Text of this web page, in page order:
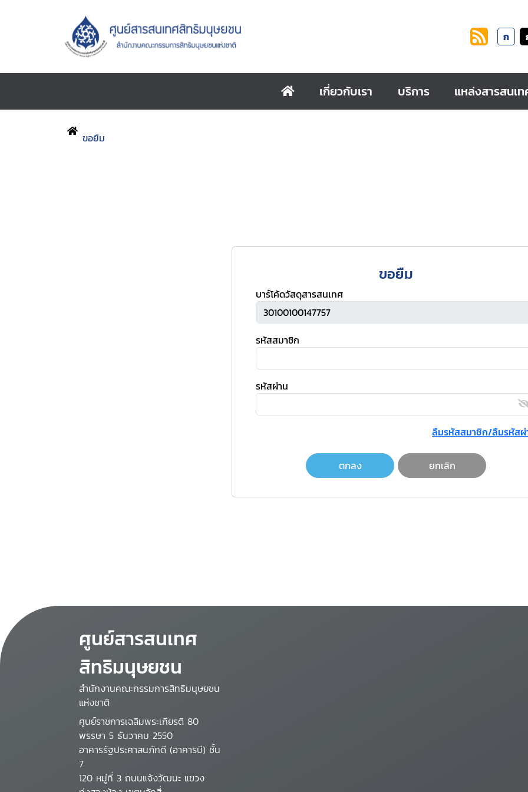
ก
เกี่ยวกับเรา บริการ แหล่งสารสนเ
ขอยืม
ขอยืม
บาร์โค้ดวัสดุสารสนเทศ
รหัสสมาชิก
รหัสผ่าน
ลืมรหัสสมาชิก/ลืมรหัสผ่
ตกลง ยกเลิก
ศูนย์สารสนเทศ
สิทธิมนุษยชน
สำนักงานคณะกรรมการสิทธิมนุษยชน
แห่งชาติ
ศูนย์ราชการเฉลิมพระเกียรติ 80
พรรษา 5 ธันวาคม 2550
อาคารรัฐประศาสนภักดี (อาคารบี) ชั้น
7
120 หมู่ที่ 3 ถนนแจ้งวัฒนะ แขวง